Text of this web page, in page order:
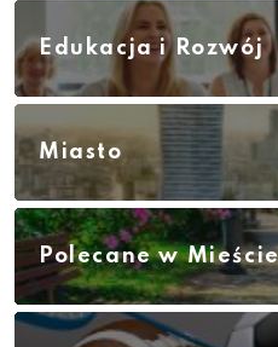
Edukacja i Rozwój
Miasto
Polecane w Mieście